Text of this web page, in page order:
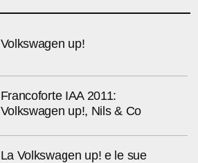
Volkswagen up!
Francoforte IAA 2011:
Volkswagen up!, Nils & Co
La Volkswagen up! e le sue